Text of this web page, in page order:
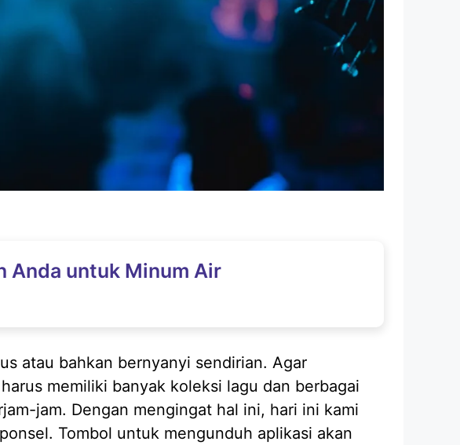
Anda untuk Minum Air
atau bahkan bernyanyi sendirian. Agar
memiliki banyak koleksi lagu dan berbagai
jam. Dengan mengingat hal ini, hari ini kami
Tombol untuk mengunduh aplikasi akan